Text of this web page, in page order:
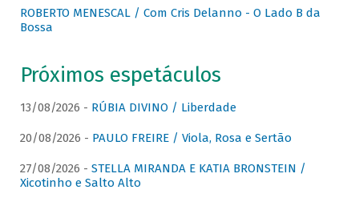
ROBERTO MENESCAL / Com Cris Delanno - O Lado B da
Bossa
Próximos espetáculos
13/08/2026 - RÚBIA DIVINO / Liberdade
20/08/2026 - PAULO FREIRE / Viola, Rosa e Sertão
27/08/2026 - STELLA MIRANDA E KATIA BRONSTEIN /
Xicotinho e Salto Alto